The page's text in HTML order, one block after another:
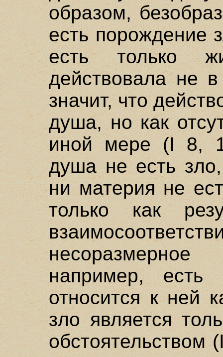
образом,
есть порождение
есть только
действовала не
значит, что
душа, но как
иной мере (I 8,
душа не есть
ни материя не
только как
например,
относится к ней
зло является
обстоятельством